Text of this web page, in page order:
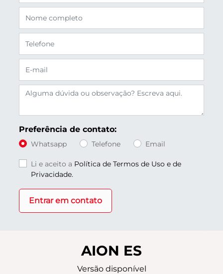
Preferência de contato:
Whatsapp Telefone Email
Li e aceito a Política de Termos de Uso e de
Privacidade.
Entrar em contato
AION ES
Versão disponível